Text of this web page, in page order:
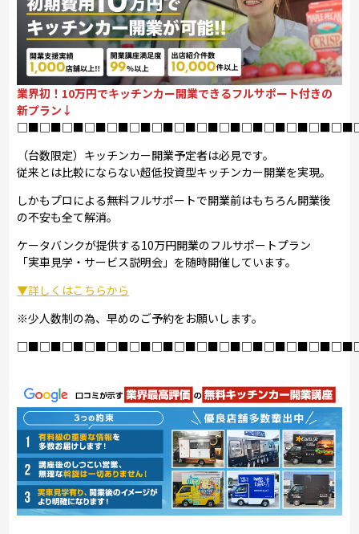
業界初！10万円でキッチンカー開業できるフルサポート付きの
新プラン↓
（台数限定）キッチンカー開業予定者は必見です。
従来とは比較にならない超低投資型キッチンカー開業を実現。
しかもプロによる無料フルサポートで開業前はもちろん開業後
の不安も全て解消。
ケータバンクが提供する10万円開業のフルサポートプラン
「実車見学・サービス説明会」を随時開催しています。
▼詳しくはこちらから
※少人数制の為、早めのご予約をお願いします。